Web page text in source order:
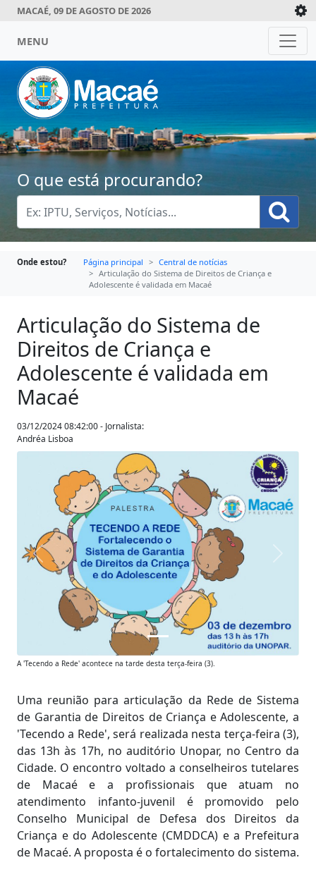
MACAÉ, 09 DE AGOSTO DE 2026
MENU
O que está procurando?
Onde estou? Página principal
Central de notícias
Articulação do Sistema de Direitos de Criança e
Adolescente é validada em Macaé
Articulação do Sistema de
Direitos de Criança e
Adolescente é validada em
Macaé
03/12/2024 08:42:00 - Jornalista:
Andréa Lisboa
Anterior
A 'Tecendo a Rede' acontece na tarde desta terça-feira (3).
Uma reunião para articulação da Rede de Sistema
de Garantia de Direitos de Criança e Adolescente, a
'Tecendo a Rede', será realizada nesta terça-feira (3),
das 13h às 17h, no auditório Unopar, no Centro da
Cidade. O encontro voltado a conselheiros tutelares
de Macaé e a profissionais que atuam no
atendimento infanto-juvenil é promovido pelo
Conselho Municipal de Defesa dos Direitos da
Criança e do Adolescente (CMDDCA) e a Prefeitura
de Macaé. A proposta é o fortalecimento do sistema.